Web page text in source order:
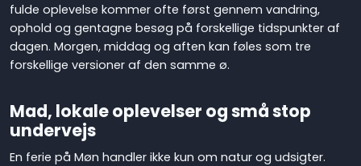
fulde oplevelse kommer ofte først gennem vandring,
ophold og gentagne besøg på forskellige tidspunkter af
dagen. Morgen, middag og aften kan føles som tre
forskellige versioner af den samme ø.
Mad, lokale oplevelser og små stop
undervejs
En ferie på Møn handler ikke kun om natur og udsigter.